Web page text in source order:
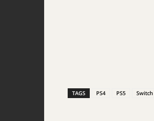
TAGS PS4 PS5 Switch